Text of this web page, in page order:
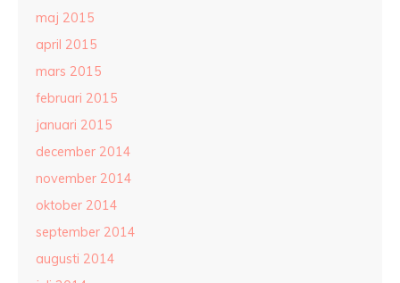
maj 2015
april 2015
mars 2015
februari 2015
januari 2015
december 2014
november 2014
oktober 2014
september 2014
augusti 2014